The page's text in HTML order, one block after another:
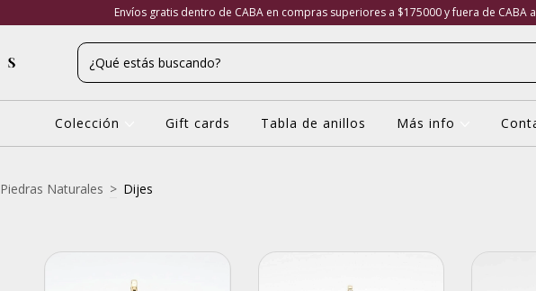
Envíos gratis dentro de CABA en compras superiores a $175000 y fuera de CABA
Colección Gift cards Tabla de anillos Más info
Piedras Naturales > Dijes